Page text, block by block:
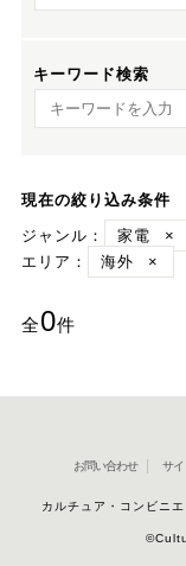
キーワード検索
キーワード検索
現在の絞り込み条件
ジャンル：
家電
×
エリア：
海外 ×
全0件
お問い合わせ サイ
カルチュア・コンビニ